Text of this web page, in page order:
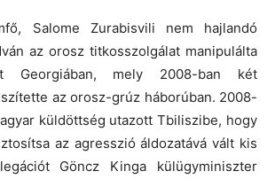
Salome Zurabisvili nem hajlandó
az orosz titkosszolgálat manipulálta
Georgiában, mely 2008-ban két
az orosz-grúz háborúban. 2008-
küldöttség utazott Tbiliszibe, hogy
az agresszió áldozatává vált kis
Göncz Kinga külügyminiszter